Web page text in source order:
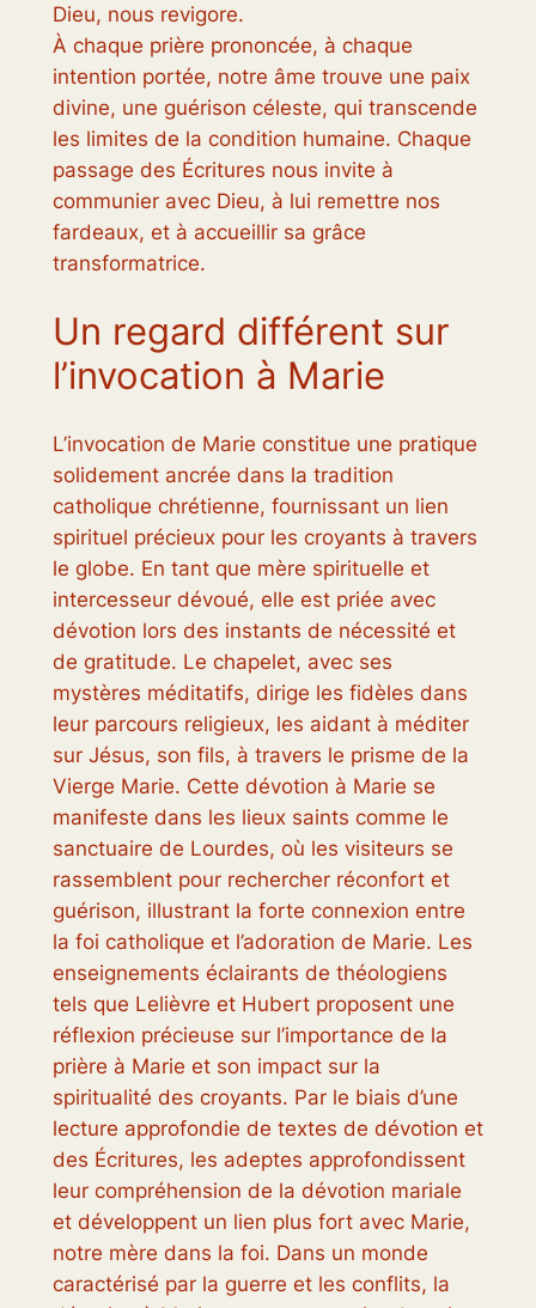
Dieu, nous revigore.
À chaque prière prononcée, à chaque
intention portée, notre âme trouve une paix
divine, une guérison céleste, qui transcende
les limites de la condition humaine. Chaque
passage des Écritures nous invite à
communier avec Dieu, à lui remettre nos
fardeaux, et à accueillir sa grâce
transformatrice.
Un regard différent sur
l’invocation à Marie
L’invocation de Marie constitue une pratique
solidement ancrée dans la tradition
catholique chrétienne, fournissant un lien
spirituel précieux pour les croyants à travers
le globe. En tant que mère spirituelle et
intercesseur dévoué, elle est priée avec
dévotion lors des instants de nécessité et
de gratitude. Le chapelet, avec ses
mystères méditatifs, dirige les fidèles dans
leur parcours religieux, les aidant à méditer
sur Jésus, son fils, à travers le prisme de la
Vierge Marie. Cette dévotion à Marie se
manifeste dans les lieux saints comme le
sanctuaire de Lourdes, où les visiteurs se
rassemblent pour rechercher réconfort et
guérison, illustrant la forte connexion entre
la foi catholique et l’adoration de Marie. Les
enseignements éclairants de théologiens
tels que Lelièvre et Hubert proposent une
réflexion précieuse sur l’importance de la
prière à Marie et son impact sur la
spiritualité des croyants. Par le biais d’une
lecture approfondie de textes de dévotion et
des Écritures, les adeptes approfondissent
leur compréhension de la dévotion mariale
et développent un lien plus fort avec Marie,
notre mère dans la foi. Dans un monde
caractérisé par la guerre et les conflits, la